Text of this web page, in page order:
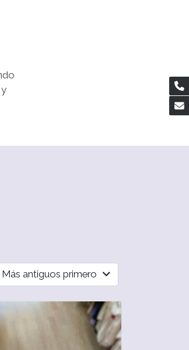
Más antiguos primero